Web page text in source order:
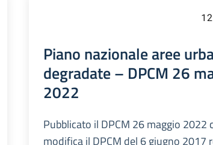
Piano nazionale aree
degradate – DPCM 26
2022
Pubblicato il DPCM 26 maggio 2022
modifica il DPCM del 6 giugno 2017